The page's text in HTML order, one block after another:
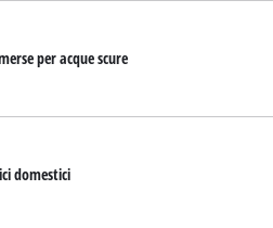
per acque scure
domestici